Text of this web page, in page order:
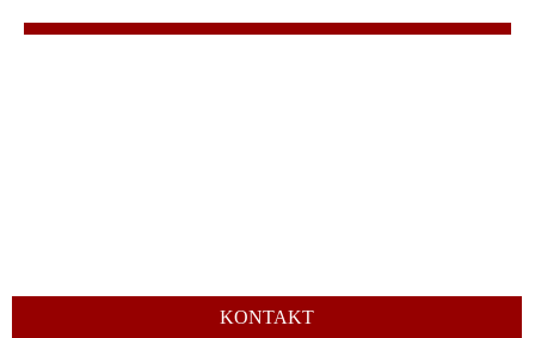
KONTAKT